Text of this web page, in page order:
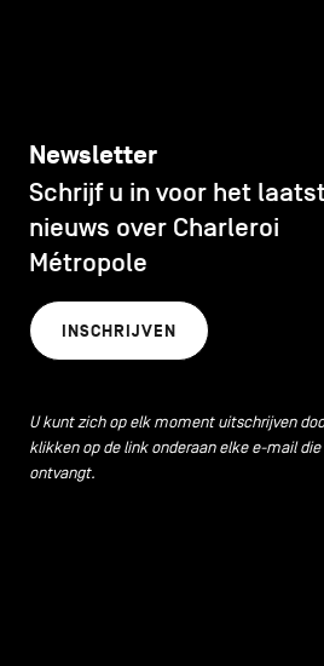
Newsletter
Schrijf u in voor het
nieuws over Charleroi
Métropole
INSCHRIJVEN
U kunt zich op elk moment uitschrijven
klikken op de link onderaan elke e-mail die
ontvangt.